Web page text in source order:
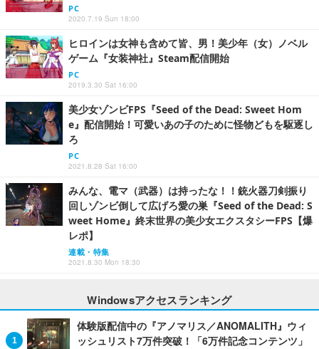
PC
2020.7.19 Sun 18:00
ヒロインは女神も含めて皆、男！美少年（女）ノベル
ゲーム『女装神社』Steam配信開始
PC
2019.3.30 Sat 16:00
美少女ゾンビFPS『Seed of the Dead: Sweet Hom
e』配信開始！可愛いあの子のために怪物どもを駆逐し
ろ
PC
2021.8.28 Sat 16:00
みんな、電マ（武器）は持ったな！！銃火器刀剣振り
回しゾンビ倒して広げろ愛の巣『Seed of the Dead: S
weet Home』終末世界の美少女エクスタシーFPS【爆
レポ】
連載・特集
2021.8.30 Mon 18:30
Windowsアクセスランキング
体験版配信中の『アノマリス／ANOMALITH』ウィ
ッシュリスト7万件突破！「6万件記念コンテンツ」